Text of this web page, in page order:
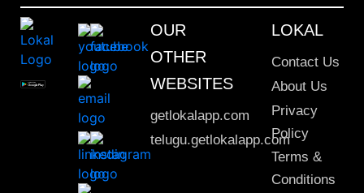
OUR
OTHER
WEBSITES
getlokalapp.com
telugu.getlokalapp.com
LOKAL
Contact Us
About Us
Privacy
Policy
Terms &
Conditions